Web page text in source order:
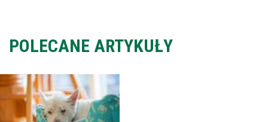
POLECANE ARTYKUŁY